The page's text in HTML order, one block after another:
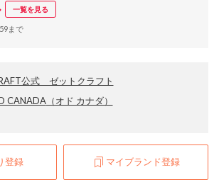
一覧を見る
まで
公式 ゼットクラフト
CANADA（オド カナダ）
登録 マイブランド登録